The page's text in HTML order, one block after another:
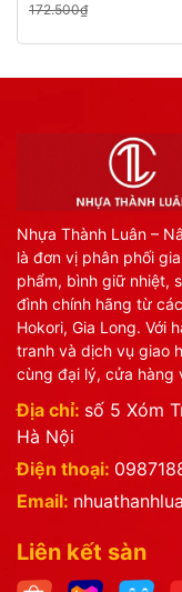
172.500₫
Nhựa Thành Luân –
là đơn vị phân phối
phẩm, bình giữ nhiệt,
đình chính hãng từ
Hokori, Gia Long. Với
tranh và dịch vụ giao
cùng đại lý, cửa hàng
Địa chỉ: số 5 Xóm
Hà Nội
Điện thoại:
Email:
Liên kết sàn